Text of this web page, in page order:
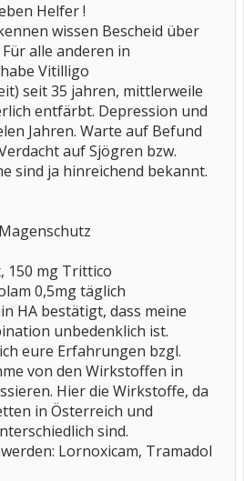
Helfer !
wissen Bescheid über
alle anderen in
Vitilligo
seit 35 jahren, mittlerweile
entfärbt. Depression und
Jahren. Warte auf Befund
auf Sjögren bzw.
sind ja hinreichend bekannt.
150 mg Trittico
0,5mg täglich
HA bestätigt, dass meine
unbedenklich ist.
eure Erfahrungen bzgl.
von den Wirkstoffen in
Hier die Wirkstoffe, da
in Österreich und
sind.
Lornoxicam, Tramadol